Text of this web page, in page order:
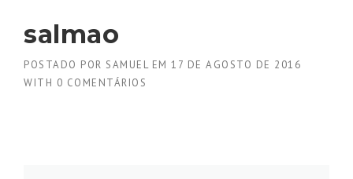
salmao
POSTADO POR SAMUELEM 17 DE AGOSTO DE 2016
WITH 0 COMENTÁRIOS